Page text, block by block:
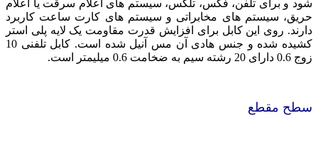
شود و برای تلفن، فکس، تلکس، سیستم های اعلام سرقت یا اعلام
حریق، سیستم های مخابراتی و سیستم های کارت ساعت کاربرد
دارند. روی این کابل برای افزایش قدرت مقاومت یک لایه پلی استر
کشیده شده و جنس هادی آن مس آنیل شده است. کابل تلفنی 10
زوج 0.6 دارای 20 رشته سیم به ضخامت 0.6 میلیمتر است.
سطح مقطع